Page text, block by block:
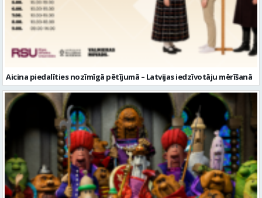
Aicina piedalīties nozīmīgā pētījumā – Latvijas iedzīvotāju mērīšanā